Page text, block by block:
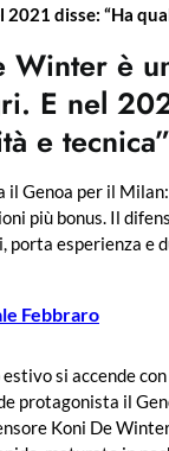
2021 disse: “Ha
Winter è
E nel
e tecnica”
il Genoa per il
più bonus. Il
porta esperienza e
Febbraro
si accende con
protagonista il
Koni De